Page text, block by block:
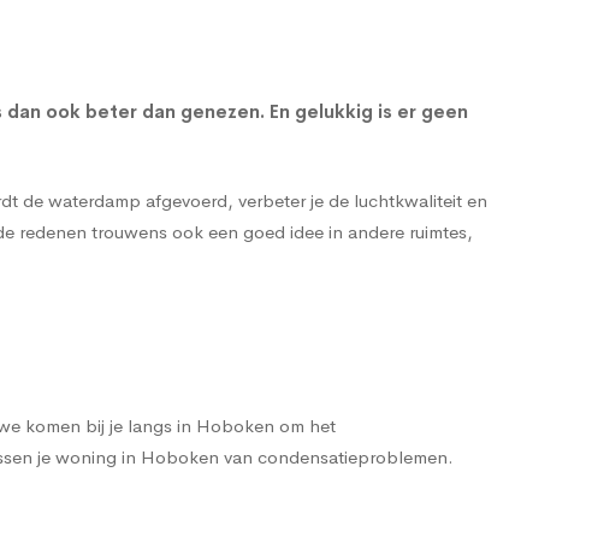
ook beter dan genezen. En gelukkig is er geen
de waterdamp afgevoerd, verbeter je de luchtkwaliteit en
redenen trouwens ook een goed idee in andere ruimtes,
komen bij je langs in Hoboken om het
je woning in Hoboken van condensatieproblemen.